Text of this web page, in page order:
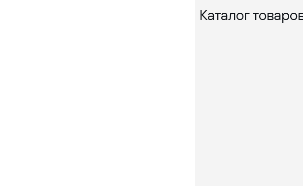
Каталог